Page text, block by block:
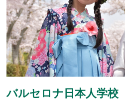
バルセロナ日本人学校